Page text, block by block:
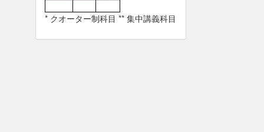
* クオーター制科目 ** 集中講義科目